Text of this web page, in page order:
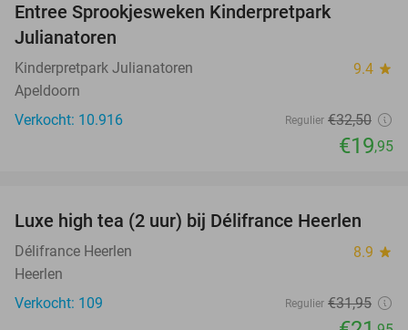
Entree Sprookjesweken Kinderpretpark
Julianatoren
Kinderpretpark Julianatoren 9.4 star
Apeldoorn
Verkocht: 10.916
Regulier €32,50
€19,95
31%
Luxe high tea (2 uur) bij Délifrance Heerlen
Délifrance Heerlen 8.9 star
Heerlen
Verkocht: 109
Regulier €31,95